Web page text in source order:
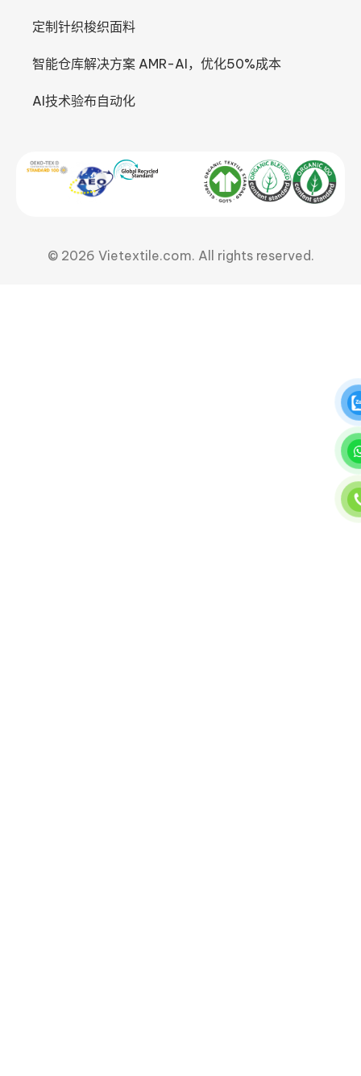
定制针织梭织面料
智能仓库解决方案 AMR-AI，优化50%成本
AI技术验布自动化
© 2026 Vietextile.com. All rights reserved.